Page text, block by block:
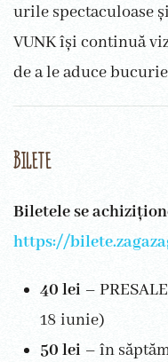
urile spectaculoase
VUNK își continuă
de a le aduce
Bilete
Biletele se
https://
40 lei –
18 iunie)
50 lei – în